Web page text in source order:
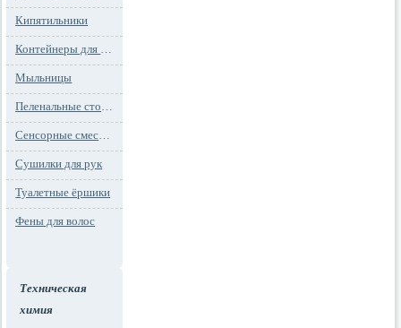
Кипятильники
Контейнеры для мусора
Мыльницы
Пеленальные столы и детские сидения
Сенсорные смесители
Сушилки для рук
Туалетные ёршики
Фены для волос
Техническая
химия